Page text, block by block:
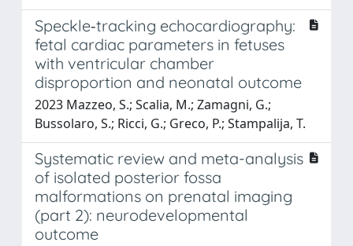
Speckle‐tracking echocardiography:
fetal cardiac parameters in fetuses
with ventricular chamber
disproportion and neonatal outcome
2023 Mazzeo, S.; Scalia, M.; Zamagni, G.;
Bussolaro, S.; Ricci, G.; Greco, P.; Stampalija, T.
Systematic review and meta-analysis
of isolated posterior fossa
malformations on prenatal imaging
(part 2): neurodevelopmental
outcome